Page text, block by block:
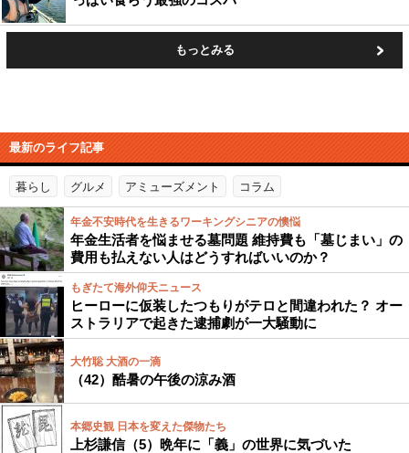
もっとみる
最新のライフ記事
暮らし グルメ アミューズメント コラム
年金不安時代を生きるワーキングシニアの懊悩
年金生活者を悩ませる墓問題 維持費も「墓じまい」の
費用も払えない人はどうすればいいのか？
もぎたて海外仰天ニュース
ヒーローに仮装したつもりがテロと間違われた？ オー
ストラリアで起きた逮捕劇が一大騒動に
大竹聡 大酒の一滴
（42）酷暑の午後の涼み酒
本郷史観 日本を変えた傑物たち
上杉謙信（5）晩年に「義」の世界に気づいた